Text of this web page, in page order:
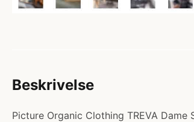
Beskrivelse
Picture Organic Clothing TREVA